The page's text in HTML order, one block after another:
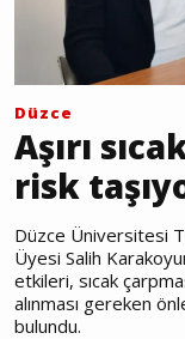
Düzce
Aşırı
risk
Düzce Üniversitesi
Üyesi Salih
etkileri, sıcak
alınması gereken
bulundu.